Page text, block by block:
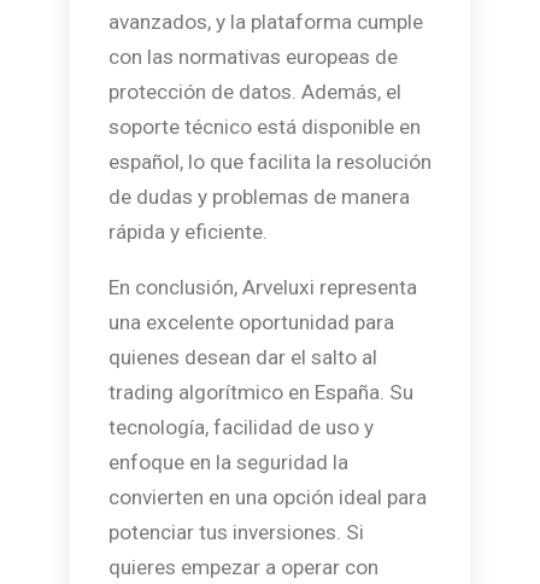
avanzados, y la plataforma cumple
con las normativas europeas de
protección de datos. Además, el
soporte técnico está disponible en
español, lo que facilita la resolución
de dudas y problemas de manera
rápida y eficiente.
En conclusión, Arveluxi representa
una excelente oportunidad para
quienes desean dar el salto al
trading algorítmico en España. Su
tecnología, facilidad de uso y
enfoque en la seguridad la
convierten en una opción ideal para
potenciar tus inversiones. Si
quieres empezar a operar con